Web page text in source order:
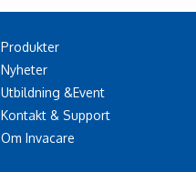
Produkter
Nyheter
Utbildning &Event
Kontakt & Support
Om Invacare